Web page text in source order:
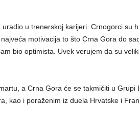
u trenerskoj karijeri. Crnogorci su
motivacija to što Crna Gora do
bio optimista. Uvek verujem da su
a Crna Gora će se takmičiti u Grupi
kao i poraženim iz duela Hrvatske i